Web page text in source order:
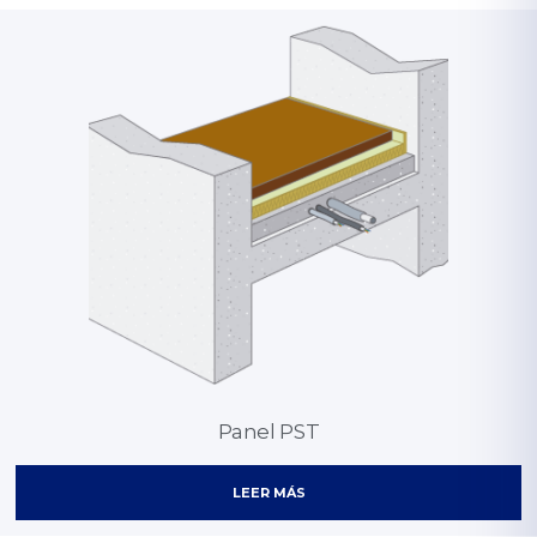
Panel PST
LEER MÁS